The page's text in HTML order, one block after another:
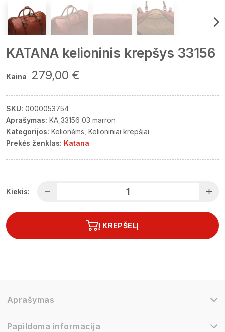
KATANA kelioninis krepšys 33156
Kaina 279,00 €
SKU: 0000053754
Aprašymas: KA_33156 03 marron
Kategorijos: Kelionėms Kelioniniai krepšiai
Prekės ženklas: Katana
Kiekis:
Į KREPŠELĮ
Aprašymas
Papildoma informacija